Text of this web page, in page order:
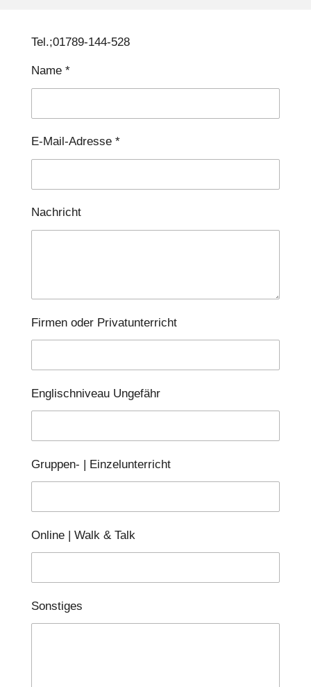
Tel.;01789-144-528​
Name *
E-Mail-Adresse *
Nachricht
Firmen oder Privatunterricht
Englischniveau Ungefähr
Gruppen- | Einzelunterricht
Online | Walk & Talk
Sonstiges